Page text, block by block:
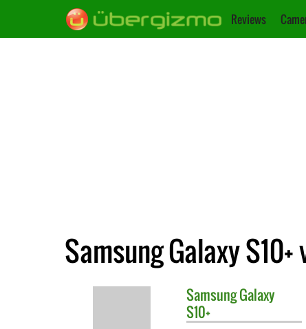
Reviews
Samsung Galaxy
SamsungGalaxy
S10+